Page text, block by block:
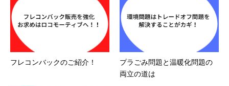
フレコンバックのご紹介！
プラごみ問題と温暖化問題の
両立の道は